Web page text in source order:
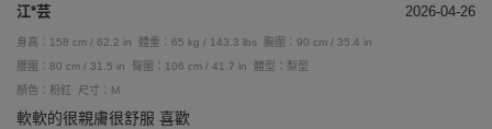
江*芸 2026-04-26
身高：158 cm / 62.2 in 體重：65 kg / 143.3 lbs
胸圍：90 cm / 35.4 in
腰圍：80 cm / 31.5 in
臀圍：106 cm / 41.7 in
體型：梨型
顏色：粉紅
尺寸：M
軟軟的很親膚很舒服 喜歡